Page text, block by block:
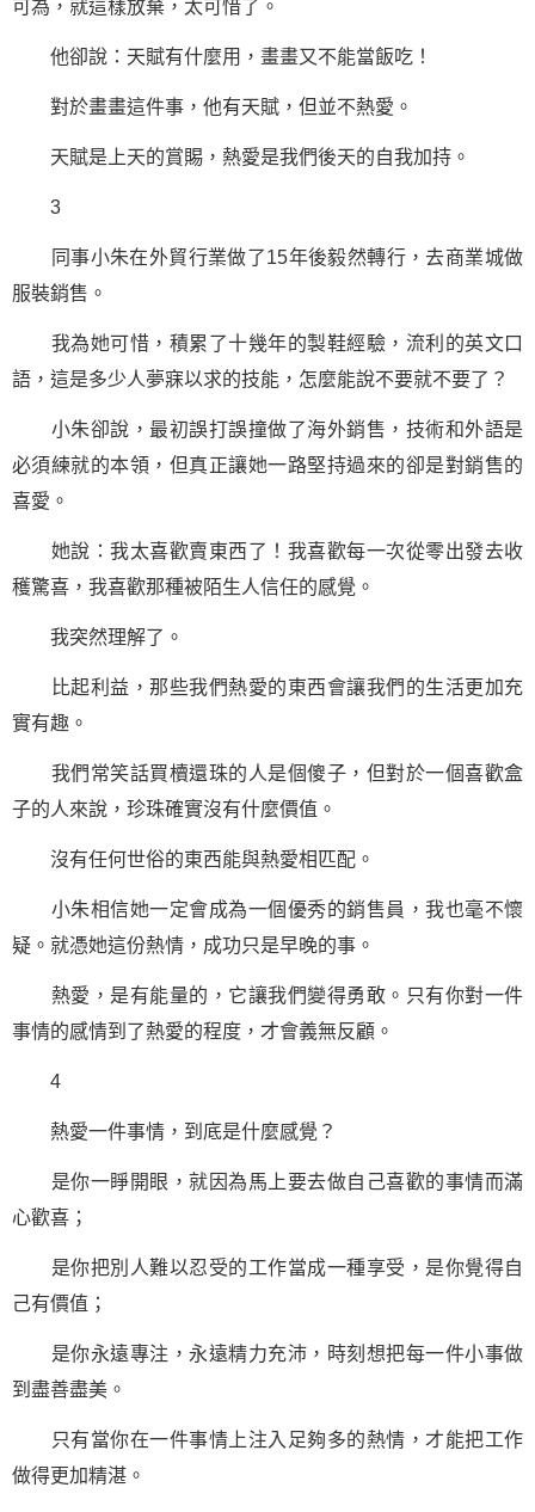
可為，就這樣放棄，太可惜了。
他卻說：天賦有什麼用，畫畫又不能當飯吃！
對於畫畫這件事，他有天賦，但並不熱愛。
天賦是上天的賞賜，熱愛是我們後天的自我加持。
3
同事小朱在外貿行業做了15年後毅然轉行，去商業城做
服裝銷售。
我為她可惜，積累了十幾年的製鞋經驗，流利的英文口
語，這是多少人夢寐以求的技能，怎麼能說不要就不要了？
小朱卻說，最初誤打誤撞做了海外銷售，技術和外語是
必須練就的本領，但真正讓她一路堅持過來的卻是對銷售的
喜愛。
她說：我太喜歡賣東西了！我喜歡每一次從零出發去收
穫驚喜，我喜歡那種被陌生人信任的感覺。
我突然理解了。
比起利益，那些我們熱愛的東西會讓我們的生活更加充
實有趣。
我們常笑話買櫝還珠的人是個傻子，但對於一個喜歡盒
子的人來說，珍珠確實沒有什麼價值。
沒有任何世俗的東西能與熱愛相匹配。
小朱相信她一定會成為一個優秀的銷售員，我也毫不懷
疑。就憑她這份熱情，成功只是早晚的事。
熱愛，是有能量的，它讓我們變得勇敢。只有你對一件
事情的感情到了熱愛的程度，才會義無反顧。
4
熱愛一件事情，到底是什麼感覺？
是你一睜開眼，就因為馬上要去做自己喜歡的事情而滿
心歡喜；
是你把別人難以忍受的工作當成一種享受，是你覺得自
己有價值；
是你永遠專注，永遠精力充沛，時刻想把每一件小事做
到盡善盡美。
只有當你在一件事情上注入足夠多的熱情，才能把工作
做得更加精湛。